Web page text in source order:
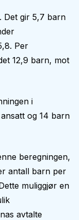
Det gir 5,7 barn
Per
12,9 barn, mot
i
og 14 barn
beregningen,
antall barn per
muliggjør en
avtalte